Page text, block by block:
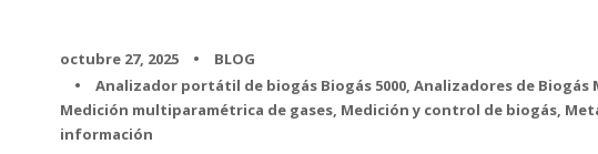
octubre 27, 2025 •
BLOG
•
Analizador portátil de biogás Biogás 5000, Analizadores de Biogás
Medición multiparamétrica de gases, Medición y control de biogás,
información